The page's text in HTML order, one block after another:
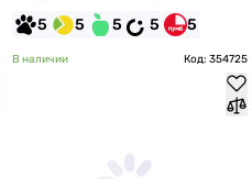
5 5 5 5 5
В наличии Код: 354725